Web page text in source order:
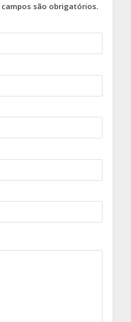
são obrigatórios.